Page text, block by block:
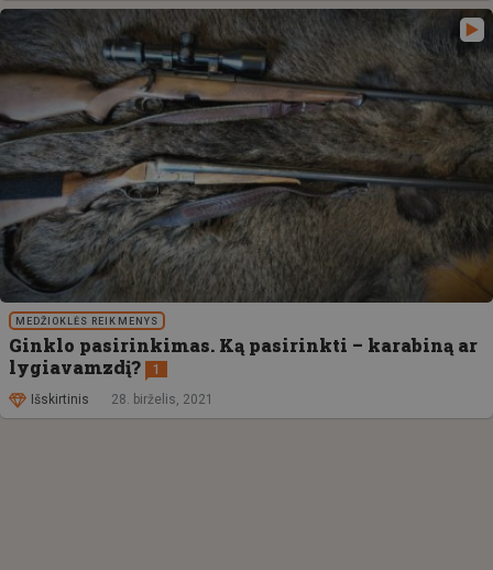
MEDŽIOKLĖS REIKMENYS
Ginklo pasirinkimas. Ką pasirinkti – karabiną ar
lygiavamzdį?
1
Išskirtinis
28. birželis, 2021